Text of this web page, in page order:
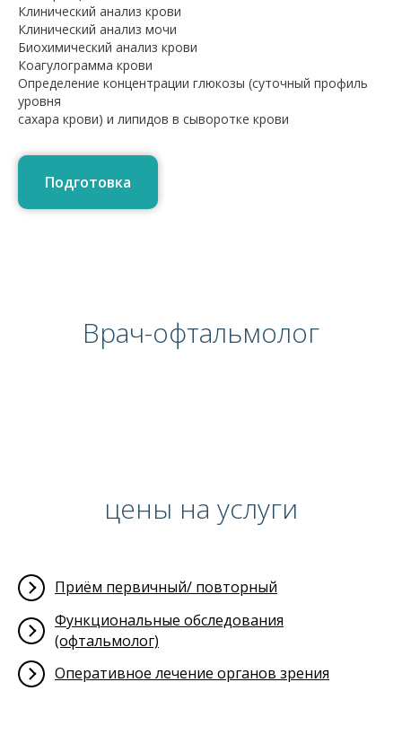
Клинический анализ крови
Клинический анализ мочи
Биохимический анализ крови
Коагулограмма крови
Определение концентрации глюкозы (суточный профиль
уровня
сахара крови) и липидов в сыворотке крови
Подготовка
Врач-офтальмолог
цены на услуги
Приём первичный/ повторный
Функциональные обследования
(офтальмолог)
Оперативное лечение органов зрения